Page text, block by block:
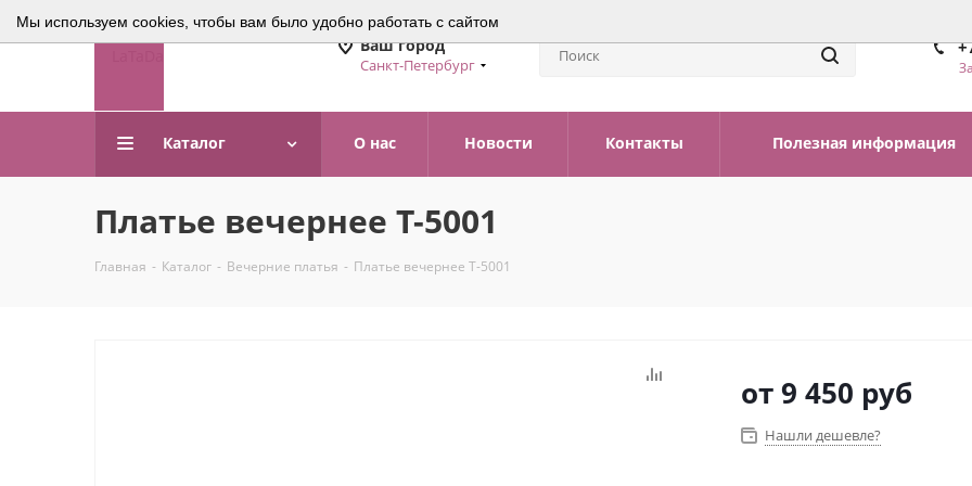
Мы используем cookies, чтобы вам было удобно работать с сайтом
Ваш город
Санкт-Петербург
Каталог О нас Новости Контакты Полезная информация
Платье вечернее Т-5001
Главная - Каталог - Вечерние платья - Платье вечернее Т-5001
от9 450 руб
Нашли дешевле?